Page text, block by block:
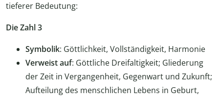
tieferer Bedeutung:
Die Zahl 3
Symbolik: Göttlichkeit, Vollständigkeit, Harmonie
Verweist auf: Göttliche Dreifaltigkeit; Gliederung
der Zeit in Vergangenheit, Gegenwart und Zukunft;
Aufteilung des menschlichen Lebens in Geburt,